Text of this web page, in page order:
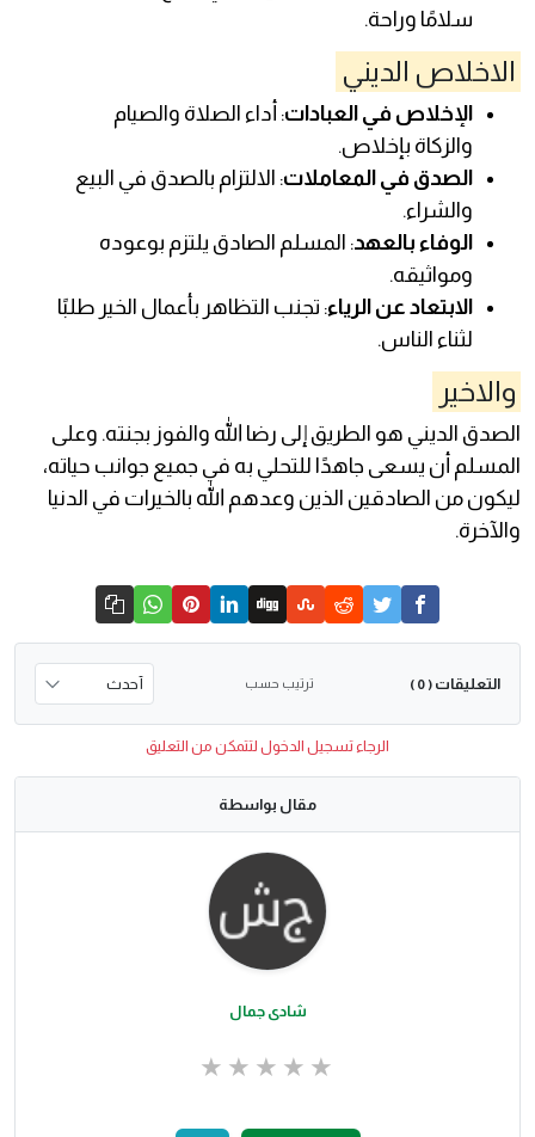
سلامًا وراحة.
الاخلاص الديني
الإخلاص في العبادات: أداء الصلاة والصيام
والزكاة بإخلاص.
الصدق في المعاملات: الالتزام بالصدق في البيع
والشراء.
الوفاء بالعهد: المسلم الصادق يلتزم بوعوده
ومواثيقه.
الابتعاد عن الرياء: تجنب التظاهر بأعمال الخير طلبًا
لثناء الناس.
والاخير
الصدق الديني هو الطريق إلى رضا الله والفوز بجنته. وعلى
المسلم أن يسعى جاهدًا للتحلي به في جميع جوانب حياته،
ليكون من الصادقين الذين وعدهم الله بالخيرات في الدنيا
والآخرة.
التعليقات ( 0 ) ترتيب حسب
الرجاء تسجيل الدخول لتتمكن من التعليق
مقال بواسطة
شادى جمال